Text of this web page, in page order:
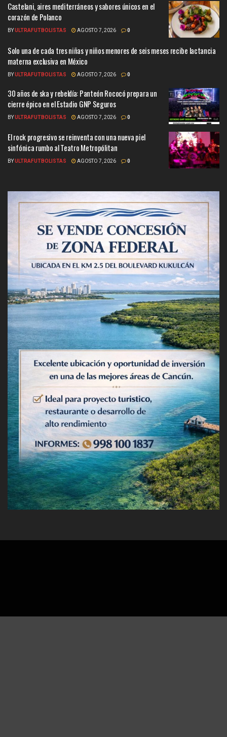
Castelani, aires mediterráneos y sabores únicos en el
corazón de Polanco
BYULTRAFUTBOLISTAS AGOSTO 7, 2026 0
Solo una de cada tres niñas y niños menores de seis meses recibe lactancia
materna exclusiva en México
BYULTRAFUTBOLISTAS AGOSTO 7, 2026 0
30 años de ska y rebeldía: Panteón Rococó prepara un
cierre épico en el Estadio GNP Seguros
BYULTRAFUTBOLISTAS AGOSTO 7, 2026 0
El rock progresivo se reinventa con una nueva piel
sinfónica rumbo al Teatro Metropólitan
BYULTRAFUTBOLISTAS AGOSTO 7, 2026 0